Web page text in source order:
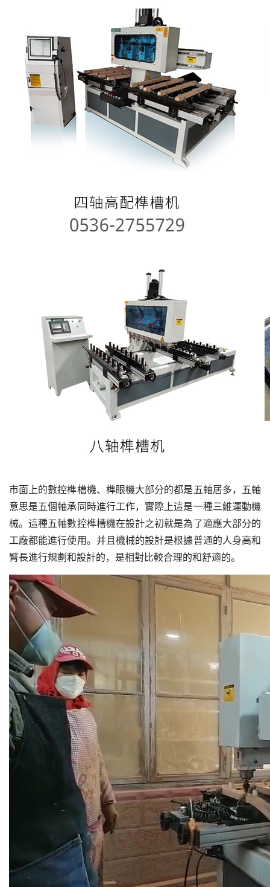
市面上的數控榫槽機、榫眼機大部分的都是五軸居多，五軸
意思是五個軸承同時進行工作，實際上這是一種三維運動機
械。這種五軸數控榫槽機在設計之初就是為了適應大部分的
工廠都能進行使用。并且機械的設計是根據普通的人身高和
臂長進行規劃和設計的，是相對比較合理的和舒適的。